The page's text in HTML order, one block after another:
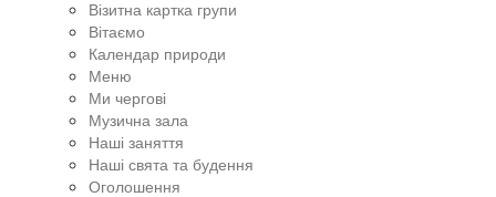
Візитна картка групи
Вітаємо
Календар природи
Меню
Ми чергові
Музична зала
Наші заняття
Наші свята та будення
Оголошення